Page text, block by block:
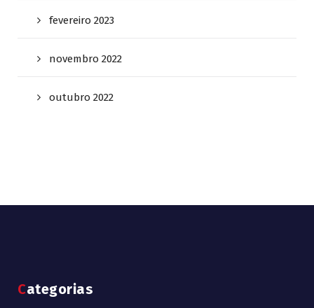
fevereiro 2023
novembro 2022
outubro 2022
Categorias